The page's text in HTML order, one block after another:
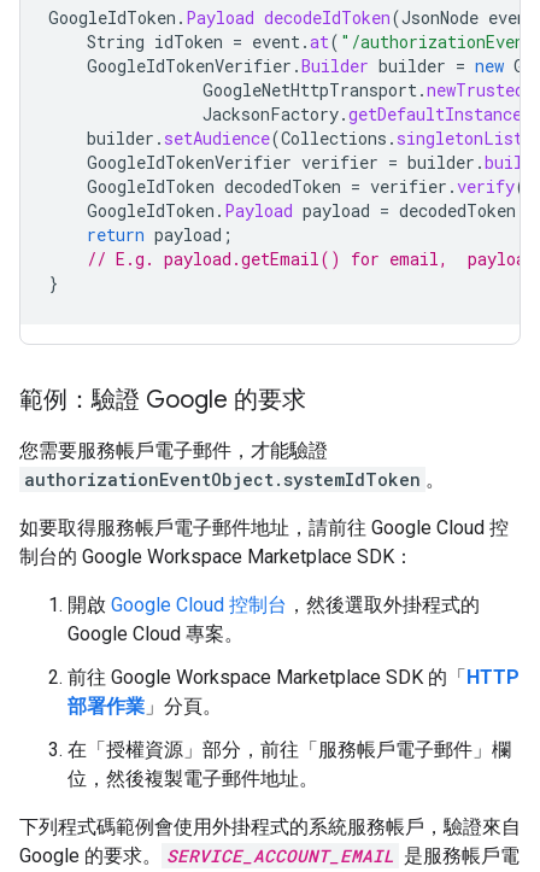
GoogleIdToken . Payload decodeIdToken(JsonNode event
String idToken = event.at( "/
GoogleIdTokenVerifier .Builder builder = new
GoogleNetHttpTransport.
JacksonFactory.getDefaultInstance
builder . setAudience(Collections . singletonList
GoogleIdTokenVerifier verifier = builder .build
GoogleIdToken decodedToken = verifier .verify(
GoogleIdToken . Payload payload = decodedToken
return payload ;
// E.g. payload.getEmail() for email,
}
範例：驗證 Google 的要求
您需要服務帳戶電子郵件，才能驗證
authorizationEventObject.systemIdToken 。
如要取得服務帳戶電子郵件地址，請前往 Google Cloud 控
制台的 Google Workspace Marketplace SDK：
開啟 Google Cloud 控制台 ，然後選取外掛程式的
Google Cloud 專案。
前往 Google Workspace Marketplace SDK 的「HTTP
部署作業 」分頁。
在「授權資源」 部分，前往「服務帳戶電子郵件」 欄
位，然後複製電子郵件地址。
下列程式碼範例會使用外掛程式的系統服務帳戶，驗證來自
Google 的要求。
SERVICE_ACCOUNT_EMAIL 是服務帳戶電